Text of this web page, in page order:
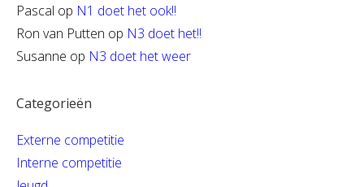
Pascal op N1 doet het ook!!
Ron van Putten op N3 doet het!!
Susanne op N3 doet het weer
Categorieën
Externe competitie
Interne competitie